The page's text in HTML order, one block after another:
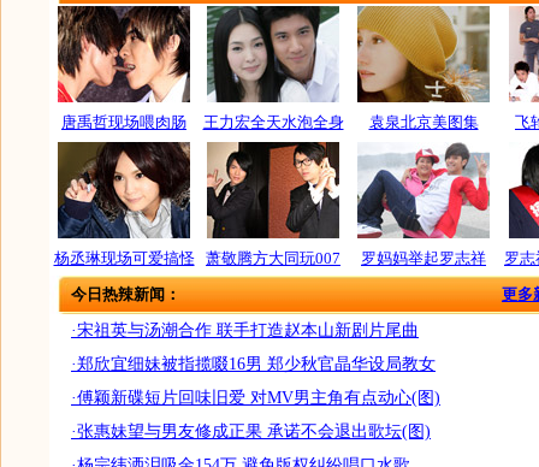
唐禹哲现场喂肉肠 王力宏全天水泡全身 袁泉北京美图集 飞
杨丞琳现场可爱搞怪 萧敬腾方大同玩007 罗妈妈举起罗志祥
罗
今日热辣新闻：
更多
·宋祖英与汤潮合作 联手打造赵本山新剧片尾曲
·郑欣宜细妹被指揽啜16男 郑少秋官晶华设局教女
·傅颖新碟短片回味旧爱 对MV男主角有点动心(图)
·张惠妹望与男友修成正果 承诺不会退出歌坛(图)